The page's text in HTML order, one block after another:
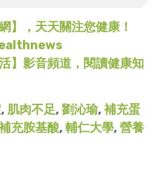
】，天天關注您健康！
】影音頻道，閱讀健康知
, 肌肉不足, 劉沁瑜, 補充蛋
充胺基酸, 輔仁大學, 營養